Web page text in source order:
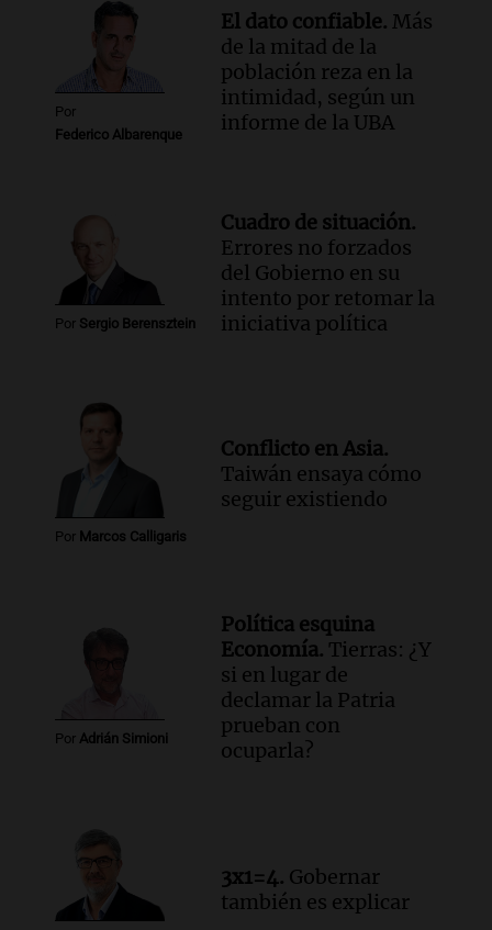
qué dijo la defensa del esposo acusado
Radioinforme 3
Episodios
Por
Federico Albarenque
El dato confiable. Más
de la mitad de la
población reza en la
intimidad, según un
informe de la UBA
Por Sergio Berensztein
Cuadro de situación.
Errores no forzados
del Gobierno en su
intento por retomar la
iniciativa política
Por Marcos Calligaris
Conflicto en Asia.
Taiwán ensaya cómo
seguir existiendo
Por Adrián Simioni
Política esquina
Economía. Tierras: ¿Y
si en lugar de
declamar la Patria
prueban con
ocuparla?
3x1=4. Gobernar
también es explicar